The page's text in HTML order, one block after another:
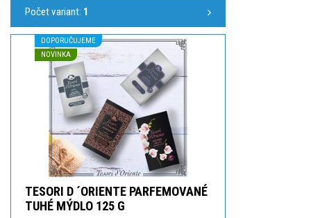
Počet variant: 1
DOPORUČUJEME
NOVINKA
TESORI D ´ORIENTE PARFEMOVANÉ
TUHÉ MÝDLO 125 G